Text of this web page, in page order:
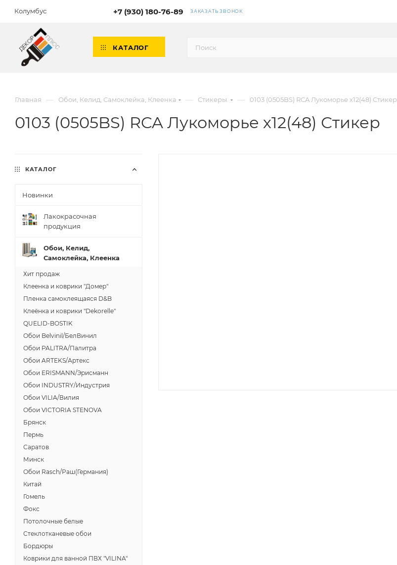
Колумбус +7 (930) 180-76-89 ЗАКАЗАТЬ ЗВОНОК
КАТАЛОГ
Главная — Обои, Келид, Самоклейка, Клеенка — Стикеры. — 0103 (0505BS) RCA Лукоморье х12(48) Стикер
0103 (0505BS) RCA Лукоморье х12(48) Стикер
КАТАЛОГ
Новинки
Лакокрасочная
продукция
Обои, Келид,
Самоклейка, Клеенка
Хит продаж
Клеенка и коврики "Домер"
Пленка самоклеящаяся D&B
Клеёнка и коврики "Dekorelle"
QUELID-BOSTIK
Обои Belvinil/БелВинил
Обои PALITRA/Палитра
Обои ARTEKS/Артекс
Обои ERISMANN/Эрисманн
Обои INDUSTRY/Индустрия
Обои VILIA/Вилия
Обои VICTORIA STENOVA
Брянск
Пермь
Саратов
Минск
Обои Rasch/Раш(Германия)
Китай
Гомель
Фокс
Потолочные белые
Стеклотканевые обои
Бордюры
Коврики для ванной ПВХ "VILINA"